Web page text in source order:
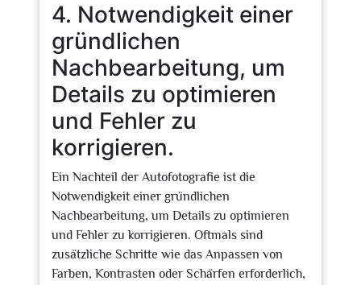
4. Notwendigkeit einer
gründlichen
Nachbearbeitung, um
Details zu optimieren
und Fehler zu
korrigieren.
Ein Nachteil der Autofotografie ist die
Notwendigkeit einer gründlichen
Nachbearbeitung, um Details zu optimieren
und Fehler zu korrigieren. Oftmals sind
zusätzliche Schritte wie das Anpassen von
Farben, Kontrasten oder Schärfen erforderlich,